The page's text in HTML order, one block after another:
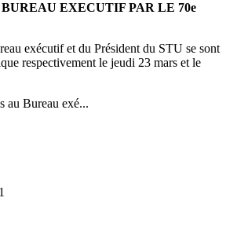
EXECUTIF PAR LE 70e
exécutif et du Président du STU se sont
respectivement le jeudi 23 mars et le
au Bureau exé...